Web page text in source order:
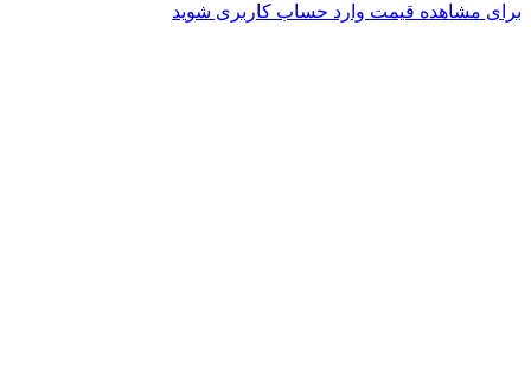
برای مشاهده قیمت وارد حساب کاربری شوید